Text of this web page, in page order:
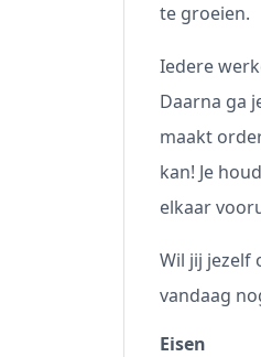
te groeien.
Iedere
Daarna ga
maakt
kan! Je
elkaar
Wil jij jezelf
vandaag
Eisen